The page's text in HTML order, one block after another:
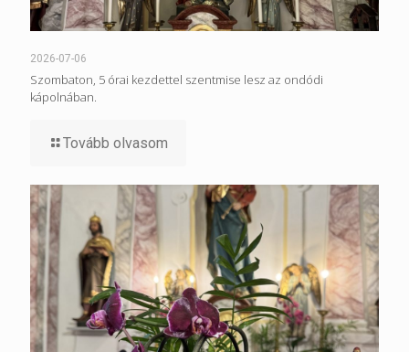
2026-07-06
Szombaton, 5 órai kezdettel szentmise lesz az ondódi
kápolnában.
Tovább olvasom